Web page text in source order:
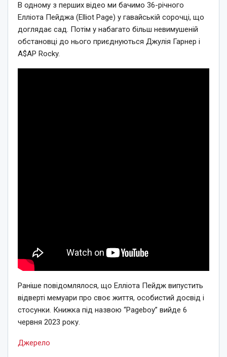
В одному з перших відео ми бачимо 36-річного
Елліота Пейджа (Elliot Page) у гавайській сорочці, що
доглядає сад. Потім у набагато більш невимушеній
обстановці до нього приєднуються Джулія Гарнер і
A$AP Rocky.
Раніше повідомлялося, що Елліота Пейдж випустить
відверті мемуари про своє життя, особистий досвід і
стосунки. Книжка під назвою “Pageboy” вийде 6
червня 2023 року.
Джерело